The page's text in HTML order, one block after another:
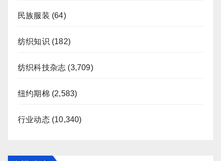
民族服装 (64)
纺织知识 (182)
纺织科技杂志 (3,709)
纽约期棉 (2,583)
行业动态(10,340)